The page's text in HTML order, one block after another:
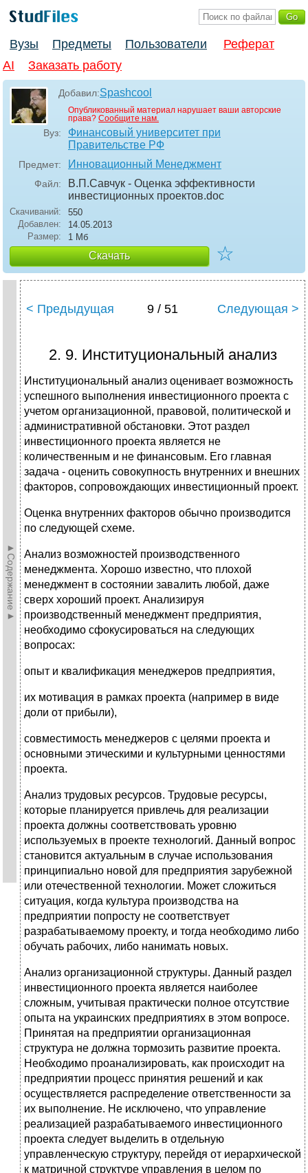
Вузы Предметы Пользователи
Реферат
AI
Заказать работу
Добавил:Spashcool
Опубликованный материал нарушает ваши авторские
права? Сообщите нам.
Вуз:
Финансовый университет при
Правительстве РФ
Предмет: Инновационный Менеджмент
Файл:
В.П.Савчук - Оценка эффективности
инвестиционных проектов.doc
Скачиваний:
550
Добавлен:
14.05.2013
Размер:
1 Мб
Скачать ☆
►Содержание►
< Предыдущая 9 / 51 Следующая >
2. 9. Институциональный анализ
Институциональный анализ оценивает возможность
успешного выполнения инвестиционного проекта с
учетом организационной, правовой, политической и
административной обстановки. Этот раздел
инвестиционного проекта является не
количественным и не финансовым. Его главная
задача - оценить совокупность внутренних и внешних
факторов, сопровождающих инвестиционный проект.
Оценка внутренних факторов обычно производится
по следующей схеме.
Анализ возможностей производственного
менеджмента. Хорошо известно, что плохой
менеджмент в состоянии завалить любой, даже
сверх хороший проект. Анализируя
производственный менеджмент предприятия,
необходимо сфокусироваться на следующих
вопросах:
опыт и квалификация менеджеров предприятия,
их мотивация в рамках проекта (например в виде
доли от прибыли),
совместимость менеджеров с целями проекта и
основными этическими и культурными ценностями
проекта.
Анализ трудовых ресурсов. Трудовые ресурсы,
которые планируется привлечь для реализации
проекта должны соответствовать уровню
используемых в проекте технологий. Данный вопрос
становится актуальным в случае использования
принципиально новой для предприятия зарубежной
или отечественной технологии. Может сложиться
ситуация, когда культура производства на
предприятии попросту не соответствует
разрабатываемому проекту, и тогда необходимо либо
обучать рабочих, либо нанимать новых.
Анализ организационной структуры. Данный раздел
инвестиционного проекта является наиболее
сложным, учитывая практически полное отсутствие
опыта на украинских предприятиях в этом вопросе.
Принятая на предприятии организационная
структура не должна тормозить развитие проекта.
Необходимо проанализировать, как происходит на
предприятии процесс принятия решений и как
осуществляется распределение ответственности за
их выполнение. Не исключено, что управление
реализацией разрабатываемого инвестиционного
проекта следует выделить в отдельную
управленческую структуру, перейдя от иерархической
к матричной структуре управления в целом по